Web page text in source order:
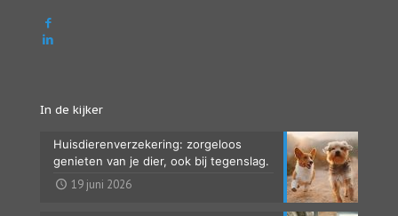
In de kijker
Huisdierenverzekering: zorgeloos
genieten van je dier, ook bij tegenslag.
19 juni 2026